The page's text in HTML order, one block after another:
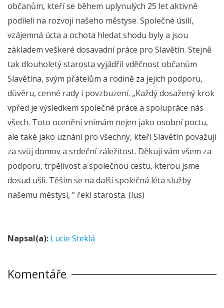
občanům, kteří se během uplynulých 25 let aktivně
podíleli na rozvoji našeho městyse. Společné úsilí,
vzájemná úcta a ochota hledat shodu byly a jsou
základem veškeré dosavadní práce pro Slavětín. Stejně
tak dlouholetý starosta vyjádřil vděčnost občanům
Slavětína, svým přátelům a rodině za jejich podporu,
důvěru, cenné rady i povzbuzení. „Každý dosažený krok
vpřed je výsledkem společné práce a spolupráce nás
všech. Toto ocenění vnímám nejen jako osobní poctu,
ale také jako uznání pro všechny, kteří Slavětín považují
za svůj domov a srdeční záležitost. Děkuji vám všem za
podporu, trpělivost a společnou cestu, kterou jsme
dosud ušli. Těším se na další společná léta služby
našemu městysi, ” řekl starosta. (lus)
Napsal(a): Lucie Steklá
Komentáře